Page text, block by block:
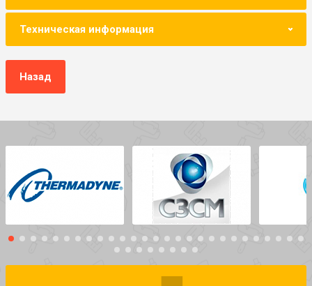
Техническая информация
Назад